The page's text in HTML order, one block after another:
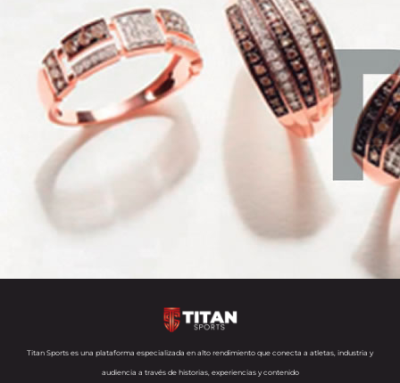
Titan Sports es una plataforma especializada en alto rendimiento que conecta a atletas, industria y
audiencia a través de historias, experiencias y contenido